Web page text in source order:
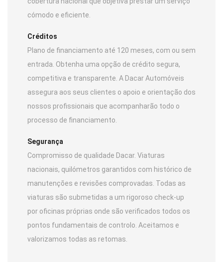
cómodo e eficiente.
Créditos
Plano de financiamento até 120 meses, com ou sem
entrada. Obtenha uma opção de crédito segura,
competitiva e transparente. A Dacar Automóveis
assegura aos seus clientes o apoio e orientação dos
nossos profissionais que acompanharão todo o
processo de financiamento.
Segurança
Compromisso de qualidade Dacar. Viaturas
nacionais, quilómetros garantidos com histórico de
manutenções e revisões comprovadas. Todas as
viaturas são submetidas a um rigoroso check-up
por oficinas próprias onde são verificados todos os
pontos fundamentais de controlo. Aceitamos e
valorizamos todas as retomas.